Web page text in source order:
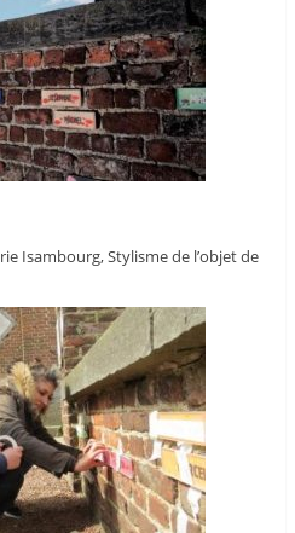
Isambourg, Stylisme de l’objet de